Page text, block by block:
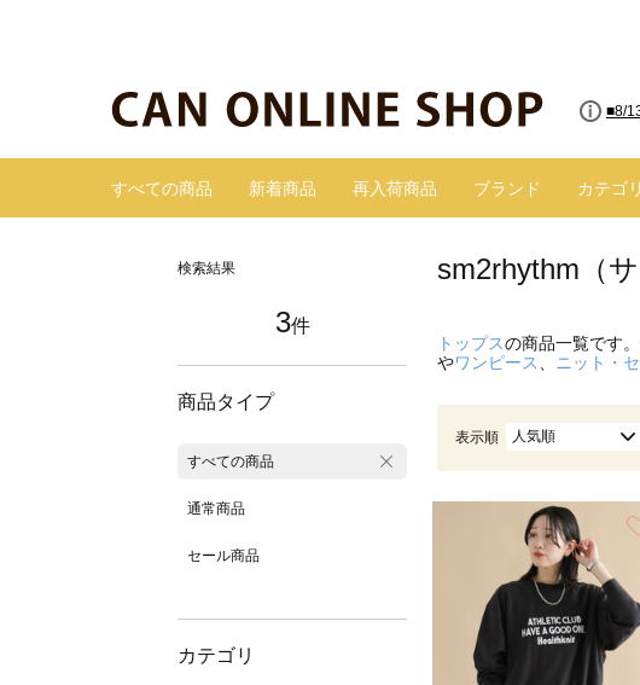
■8/
すべての商品 新着商品 再入荷商品 ブランド カテゴ
検索結果
3件
商品タイプ
すべての商品
通常商品
セール商品
カテゴリ
sm2rhythm（
トップスの商品一覧です。
やワンピース ニット・
表示順 人気順